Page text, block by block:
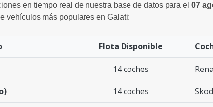
en tiempo real de nuestra base de datos para el 07
vehículos más populares en Galati:
Flota Disponible
14 coches
14 coches